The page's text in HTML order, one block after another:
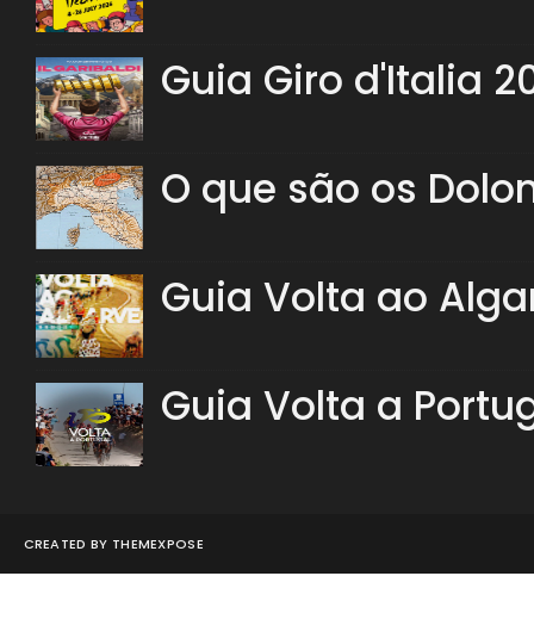
Guia Giro d'Italia
O que são os
Guia Volta ao
Guia Volta a
CREATED BY THEMEXPOSE